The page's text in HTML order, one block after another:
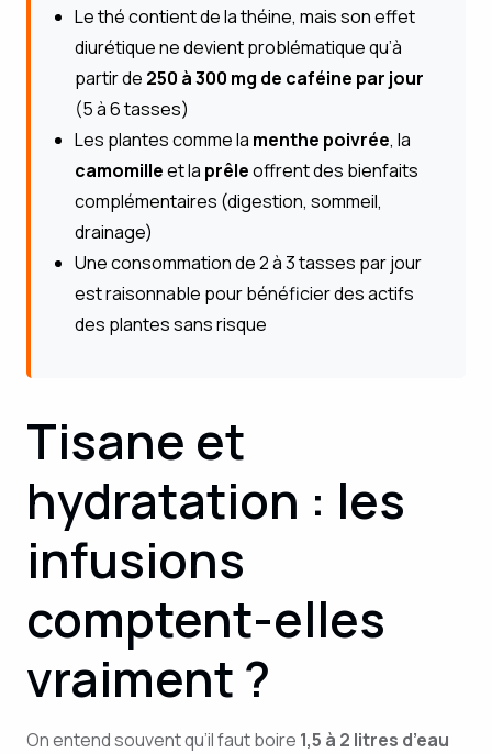
Le thé contient de la théine, mais son effet
diurétique ne devient problématique qu’à
partir de 250 à 300 mg de caféine par jour
(5 à 6 tasses)
Les plantes comme la menthe poivrée, la
camomilleet la prêleoffrent des bienfaits
complémentaires (digestion, sommeil,
drainage)
Une consommation de 2 à 3 tasses par jour
est raisonnable pour bénéficier des actifs
des plantes sans risque
Tisane et
hydratation : les
infusions
comptent-elles
vraiment ?
On entend souvent qu’il faut boire 1,5 à 2 litres d’eau